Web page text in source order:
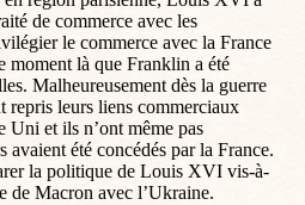
de commerce avec les
le commerce avec la France
moment là que Franklin a été
Malheureusement dès la guerre
repris leurs liens commerciaux
Uni et ils n’ont même pas
avaient été concédés par la France.
la politique de Louis XVI vis-à-
de Macron avec l’Ukraine.